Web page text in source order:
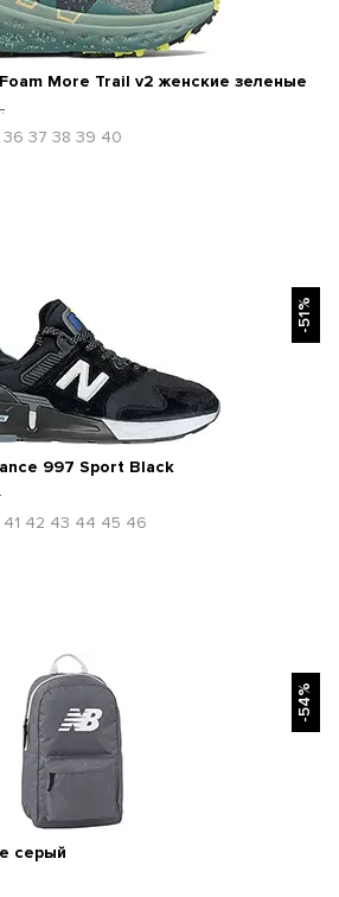
More Trail v2 женские зеленые
36 37 38 39 40
-51%
997 Sport Black
41 42 43 44 45 46
БЫСТРЫЙ ПРОСМОТР
-54%
серый